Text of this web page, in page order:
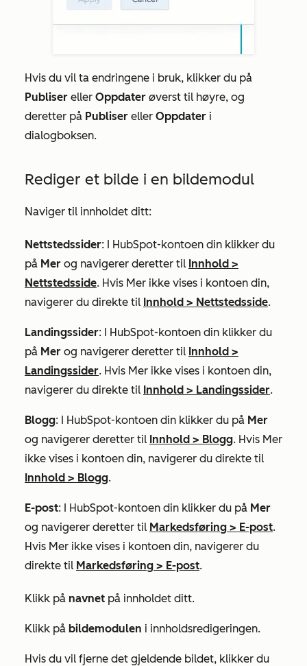
Hvis du vil ta endringene i bruk, klikker du på
Publiser eller Oppdater øverst til høyre, og
deretter på Publiser eller Oppdater i
dialogboksen.
Rediger et bilde i en bildemodul
Naviger til innholdet ditt:
Nettstedssider: I HubSpot-kontoen din klikker du
på Mer og navigerer deretter til Innhold >
Nettstedsside. Hvis Mer ikke vises i kontoen din,
navigerer du direkte til Innhold > Nettstedsside.
Landingssider: I HubSpot-kontoen din klikker du
på Mer og navigerer deretter til Innhold >
Landingssider. Hvis Mer ikke vises i kontoen din,
navigerer du direkte til Innhold > Landingssider.
Blogg: I HubSpot-kontoen din klikker du på Mer
og navigerer deretter til Innhold > Blogg. Hvis Mer
ikke vises i kontoen din, navigerer du direkte til
Innhold > Blogg.
E-post: I HubSpot-kontoen din klikker du på Mer
og navigerer deretter til Markedsføring > E-post.
Hvis Mer ikke vises i kontoen din, navigerer du
direkte til Markedsføring > E-post.
Klikk på navnet på innholdet ditt.
Klikk på bildemodulen i innholdsredigeringen.
Hvis du vil fjerne det gjeldende bildet, klikker du